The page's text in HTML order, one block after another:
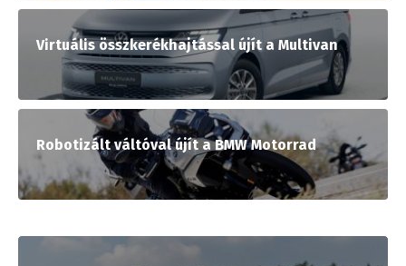
Virtuális összkerékhajtással újít a Multivan
Robotizált váltóval újít a BMW Motorrad